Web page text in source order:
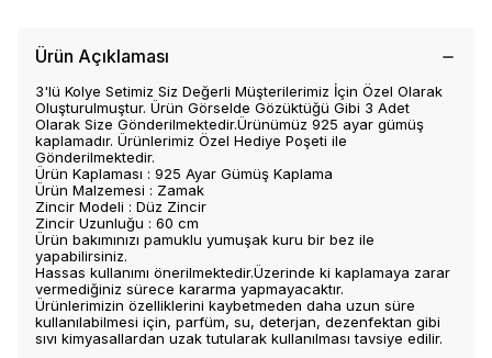
Ürün Açıklaması
3'lü Kolye Setimiz Siz Değerli Müşterilerimiz İçin Özel Olarak
Oluşturulmuştur. Ürün Görselde Gözüktüğü Gibi 3 Adet
Olarak Size Gönderilmektedir.Ürünümüz 925 ayar gümüş
kaplamadır. Ürünlerimiz Özel Hediye Poşeti ile
Gönderilmektedir.
Ürün Kaplaması : 925 Ayar Gümüş Kaplama
Ürün Malzemesi : Zamak
Zincir Modeli : Düz Zincir
Zincir Uzunluğu : 60 cm
Ürün bakımınızı pamuklu yumuşak kuru bir bez ile
yapabilirsiniz.
Hassas kullanımı önerilmektedir.Üzerinde ki kaplamaya zarar
vermediğiniz sürece kararma yapmayacaktır.
Ürünlerimizin özelliklerini kaybetmeden daha uzun süre
kullanılabilmesi için, parfüm, su, deterjan, dezenfektan gibi
sıvı kimyasallardan uzak tutularak kullanılması tavsiye edilir.